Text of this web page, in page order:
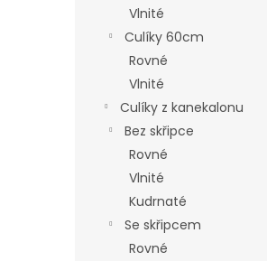
Vlnité
Culíky 60cm
Rovné
Vlnité
Culíky z kanekalonu
Bez skřipce
Rovné
Vlnité
Kudrnaté
Se skřipcem
Rovné